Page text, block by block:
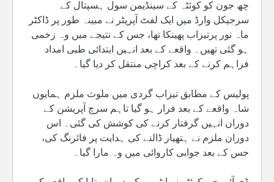
چھ جون کو کوئٹہ کے سینڈیمن سول ہسپتال کے
سرجیکل وارڈ میں ایک لفٹ آپریٹر نے مبینہ طور پر ڈاکٹر
ماہ نور پرتیزاب پھینکا تھا، جس کے نتیجے میں وہ زخمی
ہو گئی تھیں۔ واقعے کے بعد انہیں ابتدائی طبی امداد
فراہم کرنے کے بعد کراچی منتقل کر دیا گیا۔
پولیس کے مطابق تیزاب گردی میں ملوث ملزم ہمایوں
شاہ واقعے کے بعد فرار ہو گیا تاہم سرچ آپریشن کے
دوران انہیں گرفتار کرنے کی کوشش کی گئی۔ اس
دوران ملزم نے ہتھیار ڈالنے کی ہدایت پر فائرنگ کی،
جس کے بعد جوابی کاروائی میں وہ مارا گیا۔